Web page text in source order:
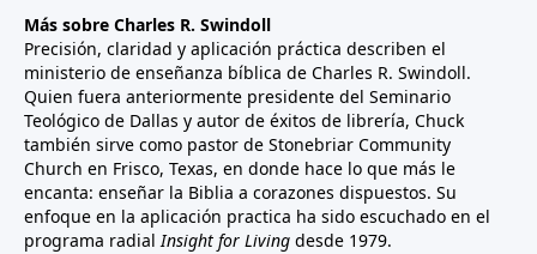
Más sobre Charles R. Swindoll
Precisión, claridad y aplicación práctica describen el
ministerio de enseñanza bíblica de Charles R. Swindoll.
Quien fuera anteriormente presidente del Seminario
Teológico de Dallas y autor de éxitos de librería, Chuck
también sirve como pastor de Stonebriar Community
Church en Frisco, Texas, en donde hace lo que más le
encanta: enseñar la Biblia a corazones dispuestos. Su
enfoque en la aplicación practica ha sido escuchado en el
programa radialInsight for Living desde 1979.